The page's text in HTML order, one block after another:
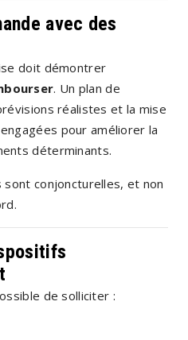
avec des
doit démontrer
. Un plan de
réalistes et la mise
pour améliorer la
déterminants.
conjoncturelles, et non
de solliciter :